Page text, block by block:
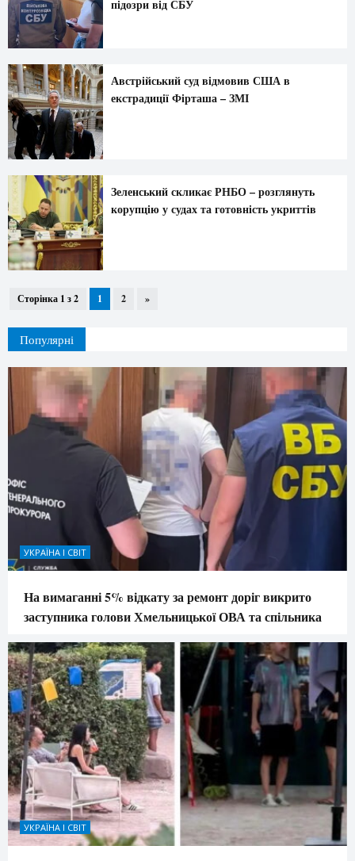
підозри від СБУ
Австрійський суд відмовив США в
екстрадиції Фірташа – ЗМІ
Зеленський скликає РНБО – розглянуть
корупцію у судах та готовність укриттів
Сторінка 1 з 2 1 2 »
Популярні
УКРАЇНА І СВІТ
На вимаганні 5% відкату за ремонт доріг викрито
заступника голови Хмельницької ОВА та спільника
УКРАЇНА І СВІТ